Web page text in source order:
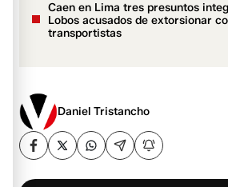
Caen en Lima tres presuntos
Lobos acusados de extorsionar
transportistas
Daniel Tristancho